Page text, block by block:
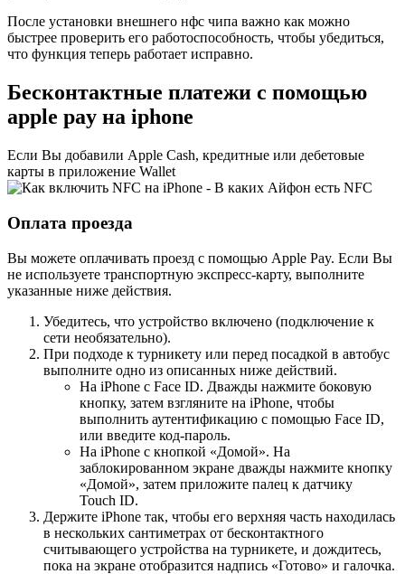
После установки внешнего нфс чипа важно как можно
быстрее проверить его работоспособность, чтобы убедиться,
что функция теперь работает исправно.
Бесконтактные платежи с помощью
apple pay на iphone
Если Вы добавили Apple Cash, кредитные или дебетовые
карты в приложение Wallet
Оплата проезда
Вы можете оплачивать проезд с помощью Apple Pay. Если Вы
не используете транспортную экспресс-карту, выполните
указанные ниже действия.
Убедитесь, что устройство включено (подключение к
сети необязательно).
При подходе к турникету или перед посадкой в автобус
выполните одно из описанных ниже действий.
На iPhone c Face ID. Дважды нажмите боковую
кнопку, затем взгляните на iPhone, чтобы
выполнить аутентификацию с помощью Face ID,
или введите код-пароль.
На iPhone с кнопкой «Домой». На
заблокированном экране дважды нажмите кнопку
«Домой», затем приложите палец к датчику
Touch ID.
Держите iPhone так, чтобы его верхняя часть находилась
в нескольких сантиметрах от бесконтактного
считывающего устройства на турникете, и дождитесь,
пока на экране отобразится надпись «Готово» и галочка.